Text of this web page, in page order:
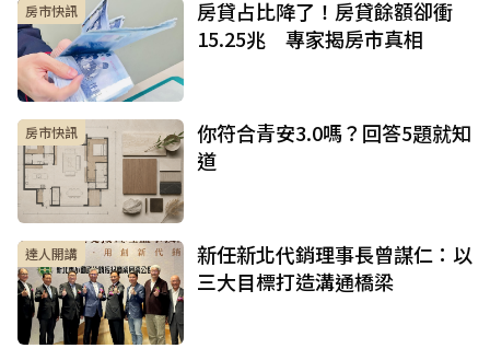
房市快訊
房貸占比降了！房貸餘額卻衝
15.25兆 專家揭房市真相
房市快訊
你符合青安3.0嗎？回答5題就知
道
達人開講
新任新北代銷理事長曾謀仁：以
三大目標打造溝通橋梁